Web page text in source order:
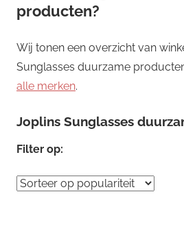
producten?
Wij tonen een overzicht van
Sunglasses duurzame
alle merken.
Joplins Sunglasses
Filter op: